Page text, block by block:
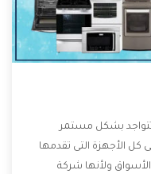
بشكل مستمر
كل الأجهزة التى تقدمها
ولأنها شركة